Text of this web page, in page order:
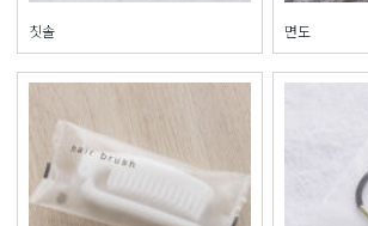
칫솔 면도